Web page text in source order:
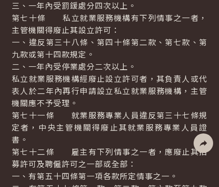
社群
三、一年內受罰鍰處分四次以上。
第七十條 私立就業服務機構有下列情事之一者，
主管機關得廢止其設立許可：
一、違反第三十八條、第四十條第二款、第七款、第
九款或第十四款規定。
二、一年內受停業處分二次以上。
私立就業服務機構經廢止設立許可者，其負責人或代
表人於二年內再行申請設立私立就業服務機構，主管
機關應不予受理。
第七十一條 就業服務專業人員違反第三十七條規
定者，中央主管機關得廢止其就業服務專業人員證
書。
第七十二條 雇主有下列情事之一者，應廢止其招
募許可及聘僱許可之一部或全部：
一、有第五十四條第一項各款所定情事之一。